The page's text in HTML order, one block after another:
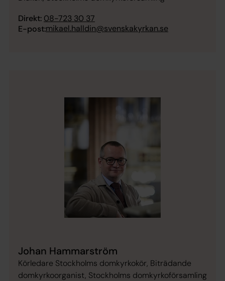
Direkt: 08-723 30 37
E-post:mikael.halldin@svenskakyrkan.se
Johan Hammarström
Körledare Stockholms domkyrkokör, Biträdande
domkyrkoorganist, Stockholms domkyrkoförsamling